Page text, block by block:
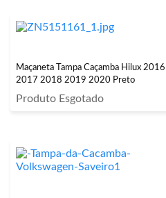
Maçaneta Tampa Caçamba Hilux 2016
2017 2018 2019 2020 Preto
Produto Esgotado